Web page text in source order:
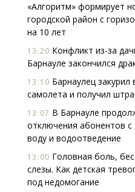
«Алгоритм» формирует
городской район с
на 10 лет
13:20 Конфликт из-за
Барнауле закончился
13:10 Барнаулец закурил
самолета и получил
13:07 В Барнауле
отключения абонентов с
воду и водоотведение
13:00 Головная боль,
слезы. Как детская
под недомогание
Архитектурный
земли.
плитами
стандартом